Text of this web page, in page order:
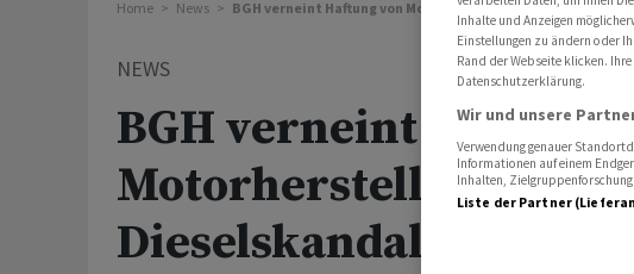
Home News BGH verneint Haftung von Motorhersteller im Dieselskandal
NEWS
BGH verneint Haftung
Motorhersteller im
Dieselskandal
Inhalte und Anzeigen
Einstellungen zu ändern oder
Rand der Webseite klicken.
Datenschutzerklärung.
Wir und unsere
Verwendung genauer
Informationen auf einem
Inhalten,
Liste der Partner